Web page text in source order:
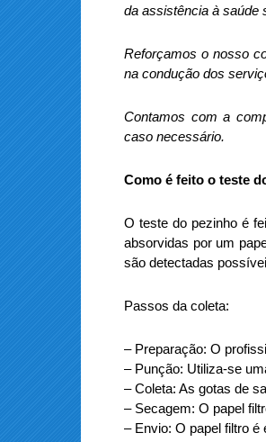
da assistência à saúde
Reforçamos o nosso
na condução dos
Contamos com a
caso necessário.
Como é feito o teste
O teste do pezinho é
absorvidas por um
são detectadas
Passos da coleta:
– Preparação: O
– Punção: Utiliza-se
– Coleta: As gotas de
– Secagem: O papel
– Envio: O papel filtro é